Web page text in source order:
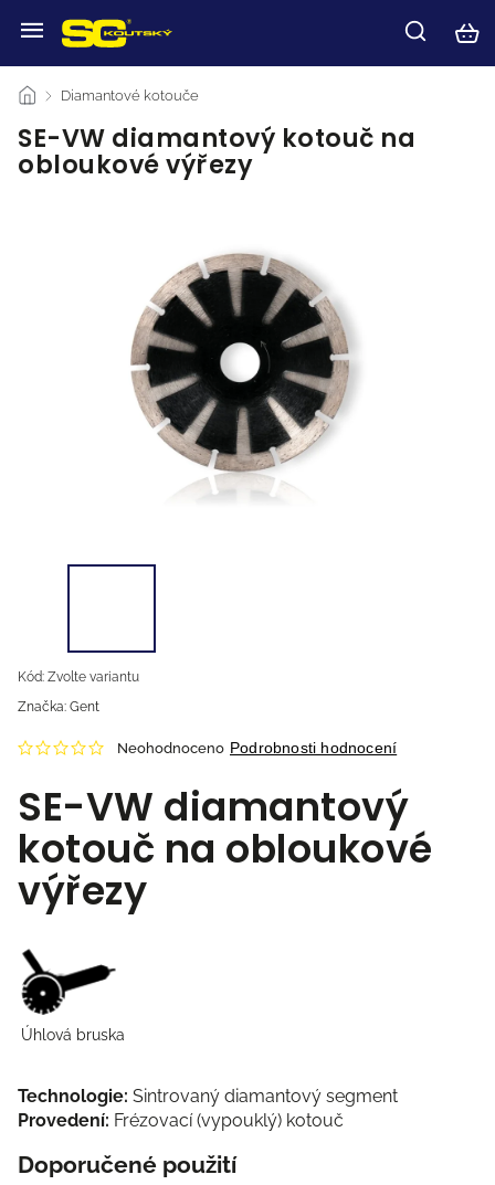
/ Diamantové kotouče
SE-VW diamantový kotouč na
obloukové výřezy
Kód: Zvolte variantu
Neohodnoceno Podrobnosti hodnocení
SE-VW diamantový
kotouč na obloukové
výřezy
Úhlová bruska
Technologie: Sintrovaný diamantový segment
Provedení: Frézovací (vypouklý) kotouč
Doporučené použití
Značka: Gent